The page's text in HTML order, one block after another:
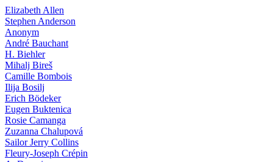
Elizabeth Allen
Stephen Anderson
Anonym
André Bauchant
H. Biehler
Mihalj Bireš
Camille Bombois
Ilija Bosilj
Erich Bödeker
Eugen Buktenica
Rosie Camanga
Zuzanna Chalupová
Sailor Jerry Collins
Fleury-Joseph Crépin